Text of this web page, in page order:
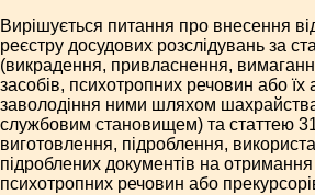
Вирішується питання про внесення
реєстру досудових розслідувань за
(викрадення, привласнення,
засобів, психотропних речовин або їх
заволодіння ними шляхом
службовим становищем) та статтею
виготовлення, підроблення,
підроблених документів на
психотропних речовин або